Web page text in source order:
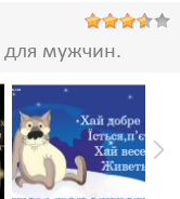
для мужчин.